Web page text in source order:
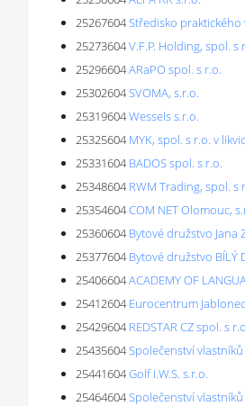
25267604Středisko praktického
25273604V.F.P. Holding, spol. s
25296604ARaPO spol. s r.o.
25302604SVOMA, s.r.o.
25319604Wessels s.r.o.
25325604 MYK, spol. s r.o. v
25331604 BADOS spol. s r.o.
25348604 RWM Trading, spol. s
25354604COM NET Olomouc,
25360604 Bytové družstvo Jana
25377604 Bytové družstvo BÍLÝ
25406604ACADEMY OF
25412604 Eurocentrum
25429604 REDSTAR CZ spol. s
25435604Společenství
25441604Golf I.W.S. s.r.o.
25464604Společenství